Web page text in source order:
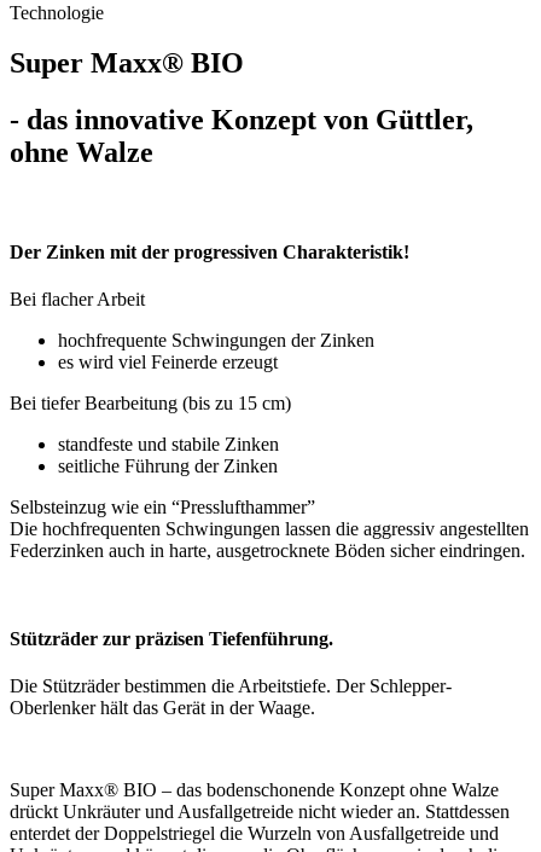
Technologie
Super Maxx® BIO
- das innovative Konzept von Güttler,
ohne Walze
Der Zinken mit der progressiven Charakteristik!
Bei flacher Arbeit
hochfrequente Schwingungen der Zinken
es wird viel Feinerde erzeugt
Bei tiefer Bearbeitung (bis zu 15 cm)
standfeste und stabile Zinken
seitliche Führung der Zinken
Selbsteinzug wie ein “Presslufthammer”
Die hochfrequenten Schwingungen lassen die aggressiv angestellten
Federzinken auch in harte, ausgetrocknete Böden sicher eindringen.
Stützräder zur präzisen Tiefenführung.
Die Stützräder bestimmen die Arbeitstiefe. Der Schlepper-
Oberlenker hält das Gerät in der Waage.
Super Maxx® BIO – das bodenschonende Konzept ohne Walze
drückt Unkräuter und Ausfallgetreide nicht wieder an. Stattdessen
enterdet der Doppelstriegel die Wurzeln von Ausfallgetreide und